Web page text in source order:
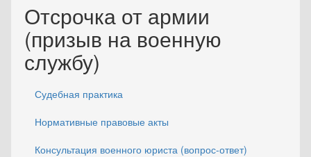
Отсрочка от армии
(призыв на военную
службу)
Судебная практика
Нормативные правовые акты
Консультация военного юриста (вопрос-ответ)